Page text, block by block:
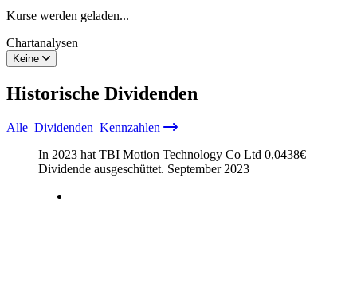
Kurse werden geladen...
Chartanalysen
Keine
Historische Dividenden
Alle Dividenden Kennzahlen
In 2023 hat TBI Motion Technology Co Ltd 0,0438€
Dividende ausgeschüttet. September 2023